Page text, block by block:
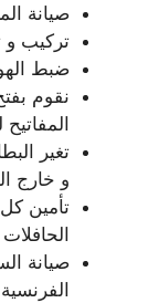
صيانة
تركيب و
ضبط
نقوم
المفاتيح
تغير
و خارج
تأمين
صيانة